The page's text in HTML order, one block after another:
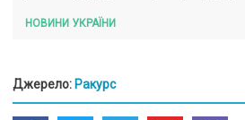
НОВИНИ УКРАЇНИ
Джерело: Ракурс